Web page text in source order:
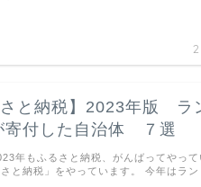
さと納税】2023年版 ラ
寄付した自治体 ７選
年もふるさと納税、がんばってやって
と納税」をやっています。 今年はラン